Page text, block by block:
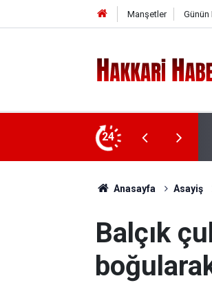
Manşetler Günün
24
Anasayfa Asayiş
Balçık